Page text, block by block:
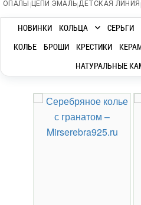
ОПАЛЫ | ЦЕПИ |ЭМАЛЬ|ДЕТСКАЯ ЛИНИЯ |
НОВИНКИ КОЛЬЦА СЕРЬГИ
КОЛЬЕ
БРОШИ КРЕСТИКИ
НАТУРАЛЬНЫЕ